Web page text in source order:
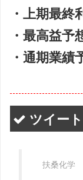
・上期最終
・最高益予
・通期業績
ツイー
扶桑化学